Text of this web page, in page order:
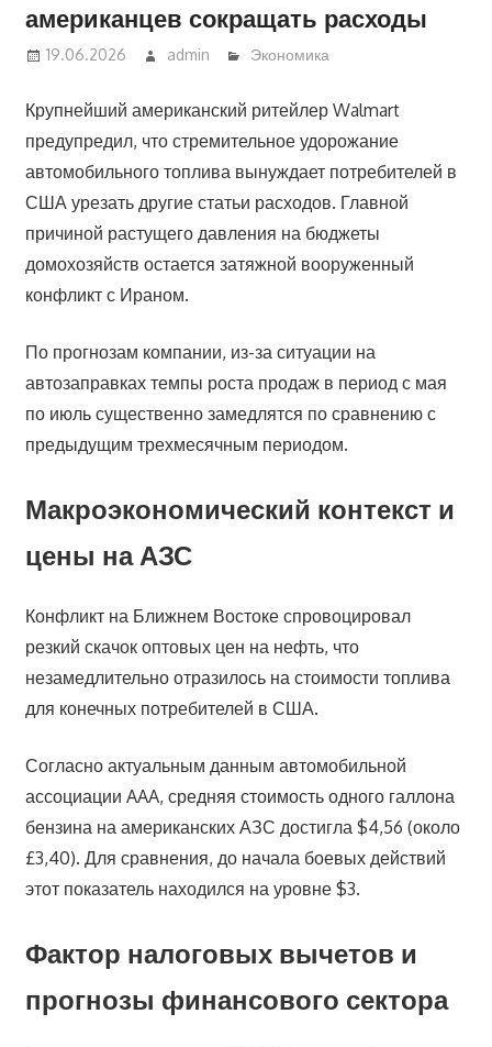
американцев сокращать расходы
19.06.2026 admin Экономика
Крупнейший американский ритейлер Walmart
предупредил, что стремительное удорожание
автомобильного топлива вынуждает потребителей в
США урезать другие статьи расходов. Главной
причиной растущего давления на бюджеты
домохозяйств остается затяжной вооруженный
конфликт с Ираном.
По прогнозам компании, из-за ситуации на
автозаправках темпы роста продаж в период с мая
по июль существенно замедлятся по сравнению с
предыдущим трехмесячным периодом.
Макроэкономический контекст и
цены на АЗС
Конфликт на Ближнем Востоке спровоцировал
резкий скачок оптовых цен на нефть, что
незамедлительно отразилось на стоимости топлива
для конечных потребителей в США.
Согласно актуальным данным автомобильной
ассоциации AAA, средняя стоимость одного галлона
бензина на американских АЗС достигла $4,56 (около
£3,40). Для сравнения, до начала боевых действий
этот показатель находился на уровне $3.
Фактор налоговых вычетов и
прогнозы финансового сектора